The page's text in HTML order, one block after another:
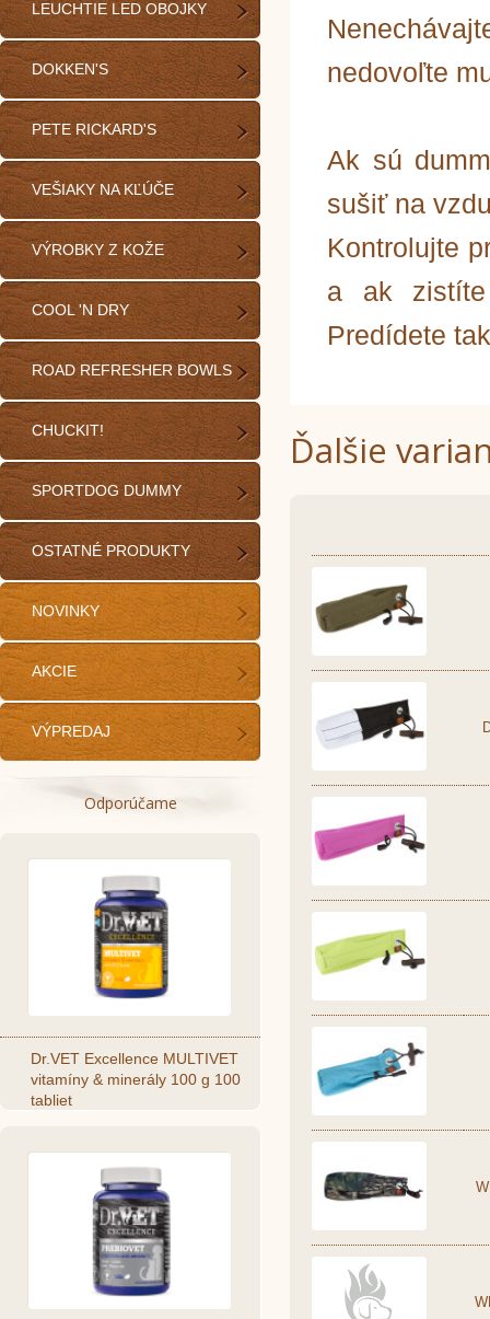
LEUCHTIE LED OBOJKY
DOKKEN'S
PETE RICKARD'S
VEŠIAKY NA KĽÚČE
VÝROBKY Z KOŽE
COOL 'N DRY
ROAD REFRESHER BOWLS
CHUCKIT!
SPORTDOG DUMMY
OSTATNÉ PRODUKTY
NOVINKY
AKCIE
VÝPREDAJ
Odporúčame
Dr.VET Excellence MULTIVET
vitamíny & minerály 100 g 100
tabliet
nedovoľte
Ak sú
sušiť na
Kontrolujte
a ak zistíte
Predídete
Ďalšie